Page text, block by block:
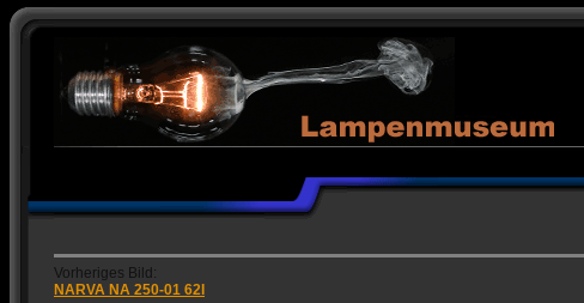
Vorheriges Bild:
NARVA NA 250-01 62I